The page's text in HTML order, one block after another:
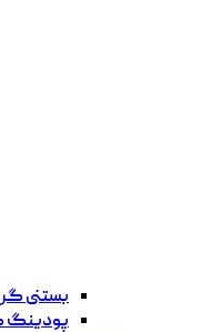
بستنی
پودینگ